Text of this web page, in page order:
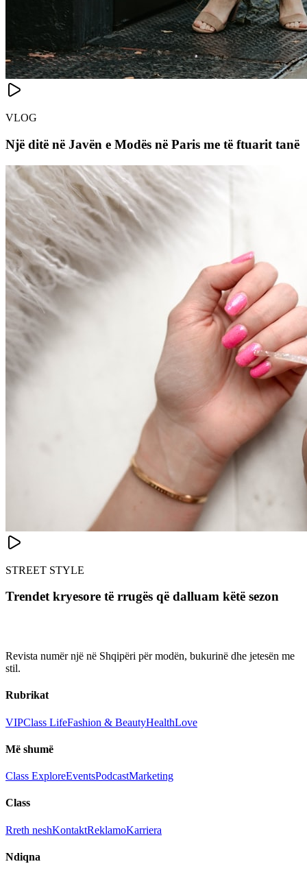
VLOG
Një ditë në Javën e Modës në Paris me të ftuarit tanë
STREET STYLE
Trendet kryesore të rrugës që dalluam këtë sezon
Revista numër një në Shqipëri për modën, bukurinë dhe jetesën me
stil.
Rubrikat
VIPClass LifeFashion & BeautyHealthLove
Më shumë
Class ExploreEventsPodcastMarketing
Class
Rreth neshKontaktReklamoKarriera
Ndiqna